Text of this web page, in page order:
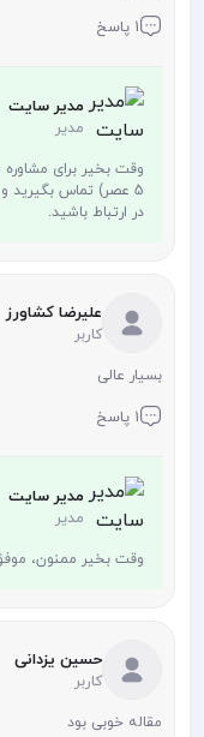
1 پاسخ
مدیر سایت
مدیر
5 عصر) تماس بگیرید و
در ارتباط باشید.
علیرضا کشاورز
کاربر
بسیار عالی
1 پاسخ
مدیر سایت
مدیر
وقت بخیر ممنون،
حسین یزدانی
کاربر
مقاله خوبی بود